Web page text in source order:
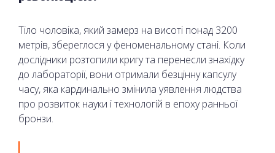
Тіло чоловіка, який замерз на висоті понад 3200
метрів, збереглося у феноменальному стані. Коли
дослідники розтопили кригу та перенесли знахідку
до лабораторії, вони отримали безцінну капсулу
часу, яка кардинально змінила уявлення людства
про розвиток науки і технологій в епоху ранньої
бронзи.